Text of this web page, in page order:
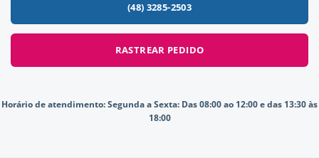
(48) 3285-2503
RASTREAR PEDIDO
Horário de atendimento:Segunda a Sexta: Das 08:00 ao 12:00 e das 13:30 às
18:00